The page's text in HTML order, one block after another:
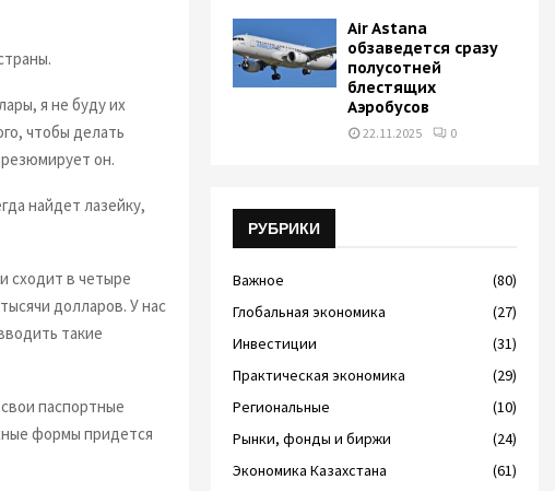
я не буду их
чтобы делать
он.
найдет лазейку,
сходит в четыре
долларов. У нас
такие
паспортные
формы придется
Air Astana
обзаведется сразу
полусотней
блестящих
Аэробусов
22.11.2025 0
РУБРИКИ
Важное
(80)
Глобальная экономика
(27)
Инвестиции
(31)
Практическая экономика
(29)
Региональные
(10)
Рынки, фонды и биржи
(24)
Экономика Казахстана
(61)